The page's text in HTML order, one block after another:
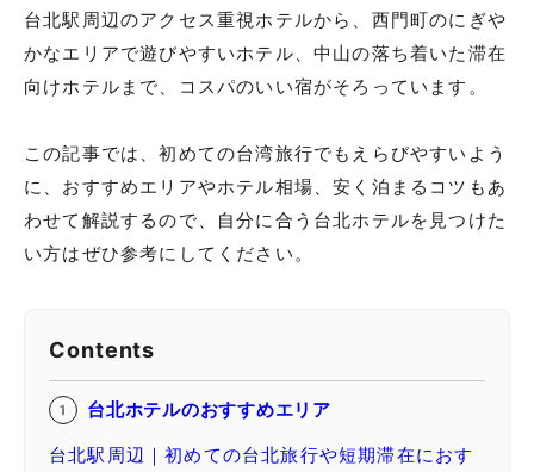
台北駅周辺のアクセス重視ホテルから、西門町のにぎや
かなエリアで遊びやすいホテル、中山の落ち着いた滞在
向けホテルまで、コスパのいい宿がそろっています。
この記事では、初めての台湾旅行でもえらびやすいよう
に、おすすめエリアやホテル相場、安く泊まるコツもあ
わせて解説するので、自分に合う台北ホテルを見つけた
い方はぜひ参考にしてください。
Contents
台北ホテルのおすすめエリア
台北駅周辺｜初めての台北旅行や短期滞在におす